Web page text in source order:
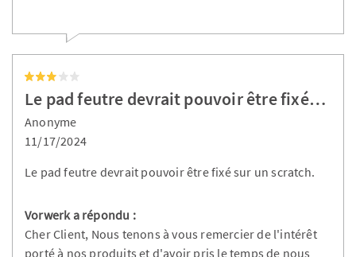
Le pad feutre devrait pouvoir être fixé…
Anonyme
11/17/2024
Le pad feutre devrait pouvoir être fixé sur un scratch.
Vorwerk a répondu :
Cher Client, Nous tenons à vous remercier de l'intérêt
porté à nos produits et d'avoir pris le temps de nous